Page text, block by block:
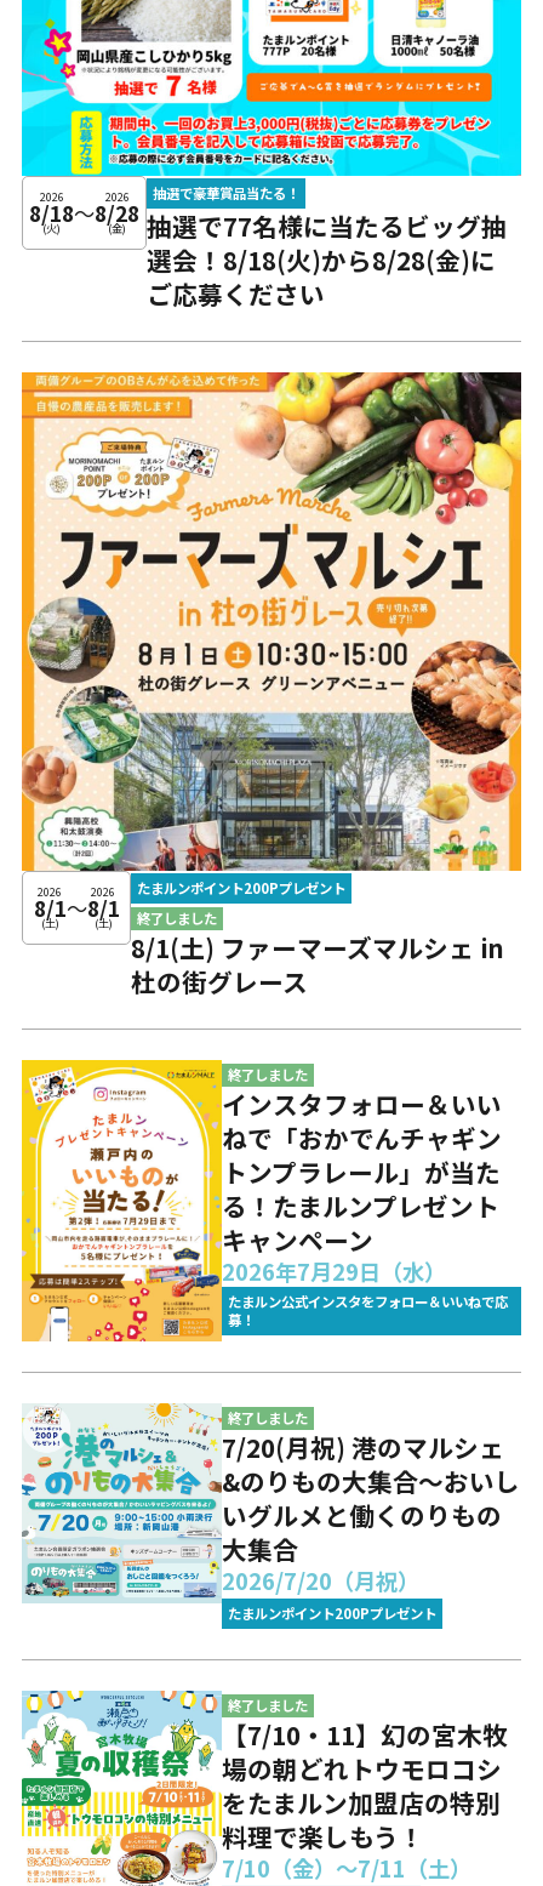
2026
8/18
(火) ～
2026
8/28
(金)
抽選で77名様に当たるビッグ抽
選会！8/18(火)から8/28(金)に
ご応募ください
抽選で豪華賞品当たる！
2026
8/1
(土) ～
2026
8/1
(土) 終了しました
8/1(土) ファーマーズマルシェ in
杜の街グレース
たまルンポイント200Pプレゼント
終了しました
インスタフォロー＆いい
ねで「おかでんチャギン
トンプラレール」が当た
る！たまルンプレゼント
キャンペーン
2026年7月29日（水）
たまルン公式インスタをフォロー＆いいねで応
募！
終了しました
7/20(月祝) 港のマルシェ
&のりもの大集合～おいし
いグルメと働くのりもの
大集合
2026/7/20（月祝）
たまルンポイント200Pプレゼント
終了しました
【7/10・11】幻の宮木牧
場の朝どれトウモロコシ
をたまルン加盟店の特別
料理で楽しもう！
7/10（金）～7/11（土）